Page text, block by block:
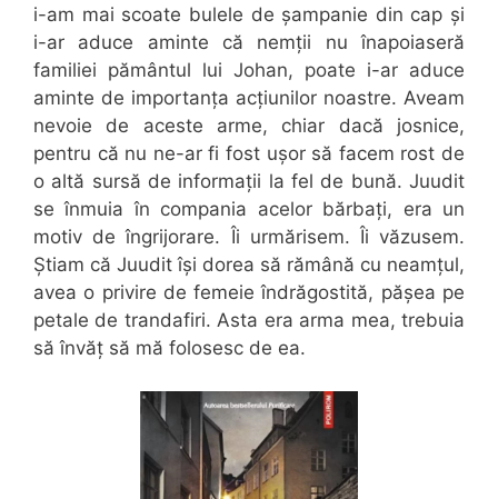
i-am mai scoate bulele de șampanie din cap și
i-ar aduce aminte că nemții nu înapoiaseră
familiei pământul lui Johan, poate i-ar aduce
aminte de importanța acțiunilor noastre. Aveam
nevoie de aceste arme, chiar dacă josnice,
pentru că nu ne-ar fi fost ușor să facem rost de
o altă sursă de informații la fel de bună. Juudit
se înmuia în compania acelor bărbați, era un
motiv de îngrijorare. Îi urmărisem. Îi văzusem.
Știam că Juudit își dorea să rămână cu neamțul,
avea o privire de femeie îndrăgostită, pășea pe
petale de trandafiri. Asta era arma mea, trebuia
să învăț să mă folosesc de ea.